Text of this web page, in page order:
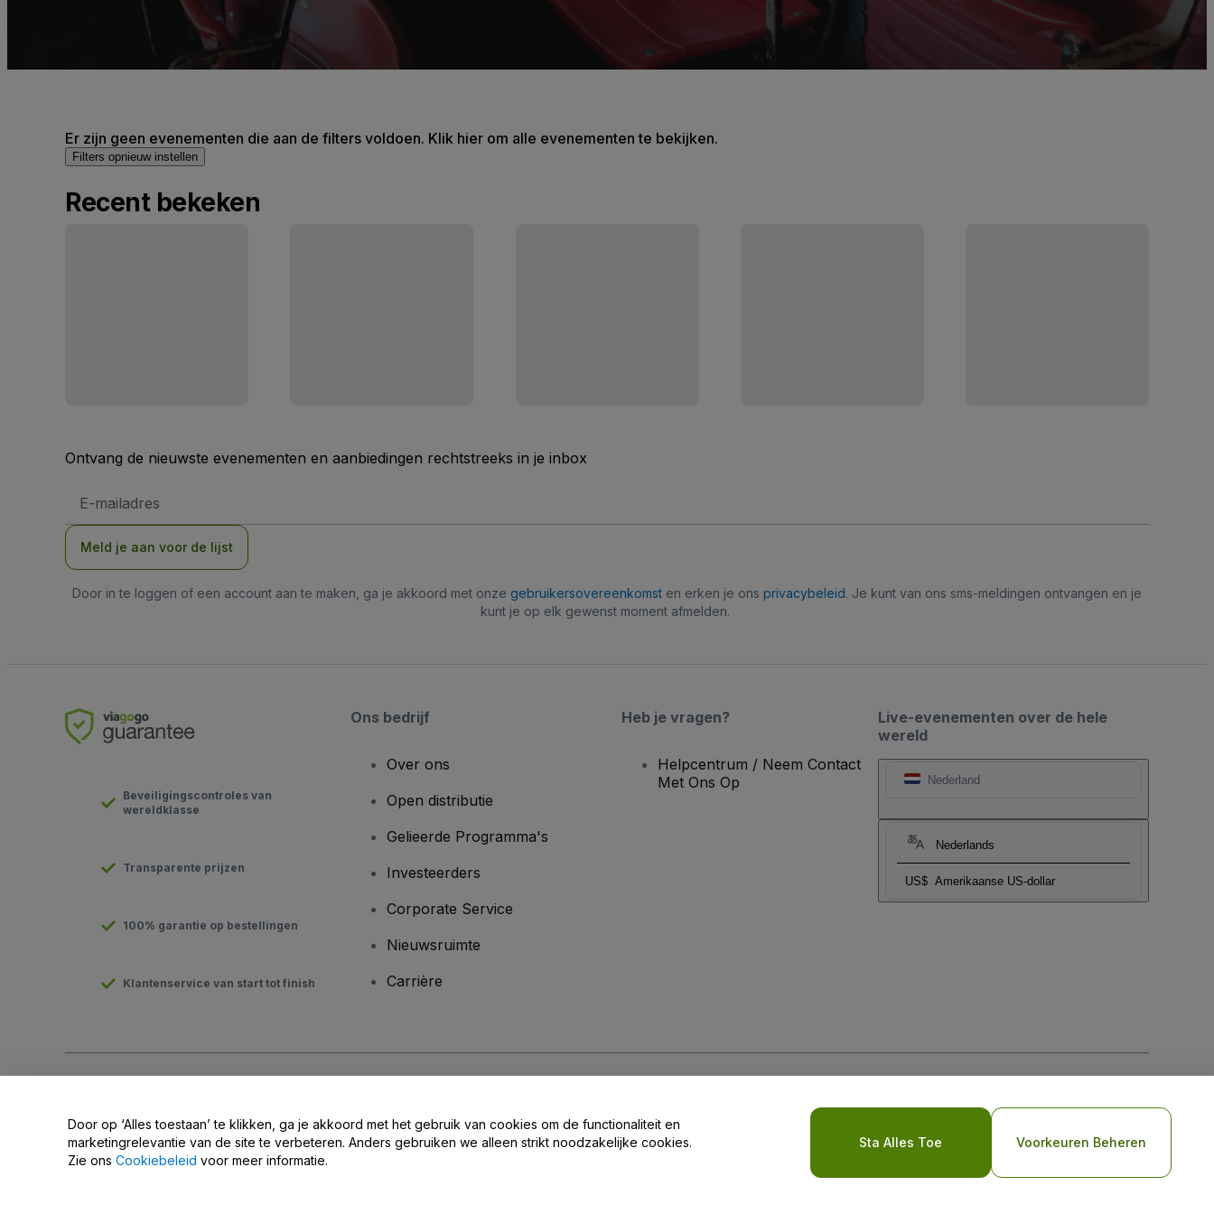
Er zijn geen evenementen die aan de filters voldoen. Klik hier om alle evenementen te bekijken.
Filters opnieuw instellen
Recent bekeken
Ontvang de nieuwste evenementen en aanbiedingen rechtstreeks in je inbox
mailadres
Meld je aan voor de lijst
Door in te loggen of een account aan te maken, ga je akkoord met onze gebruikersovereenkomst en erken je ons privacybeleid. Je kunt van ons sms-meldingen ontvangen en je
kunt je op elk gewenst moment afmelden.
Live-evenementen over de hele
wereld
Nederland
Nederlands
US$ Amerikaanse US-dollar
Beveiligingscontroles van
wereldklasse
Transparente prijzen
100% garantie op bestellingen
Klantenservice van start tot finish
Ons bedrijf
Over ons
Open distributie
Gelieerde Programma's
Investeerders
Corporate Service
Nieuwsruimte
Carrière
Heb je vragen?
Helpcentrum / Neem Contact
Met Ons Op
privacybeleid voor mobiel
Deel mijn persoonsgegevens niet / Uw privacykeuzes
Door op ‘Alles toestaan’ te klikken, ga je akkoord met het gebruik van cookies om de functionaliteit en
marketingrelevantie van de site te verbeteren. Anders gebruiken we alleen strikt noodzakelijke cookies.
Zie ons Cookiebeleid voor meer informatie.
Sta Alles Toe Voorkeuren Beheren